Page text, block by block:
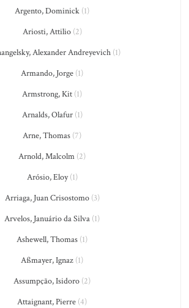
Argento, Dominick (1)
Ariosti, Attilio(2)
Alexander Andreyevich(1)
Armando, Jorge (1)
Armstrong, Kit (1)
Arnalds, Olafur(1)
Arne, Thomas (7)
Arnold, Malcolm (2)
Arósio, Eloy(1)
Arriaga, Juan Crisostomo(3)
Arvelos, Januário da Silva (1)
Ashewell, Thomas (1)
Aßmayer, Ignaz (1)
Assumpção, Isidoro (2)
Attaignant, Pierre (4)